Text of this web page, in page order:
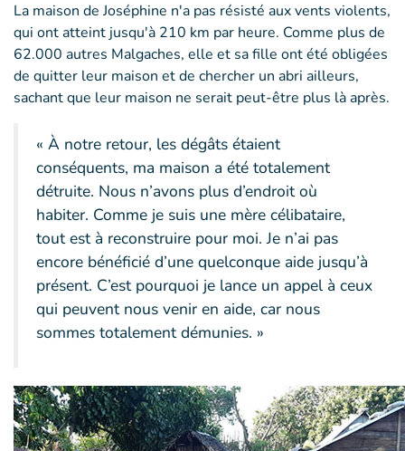
La maison de Joséphine n'a pas résisté aux vents violents,
qui ont atteint jusqu'à 210 km par heure. Comme plus de
62.000 autres Malgaches, elle et sa fille ont été obligées
de quitter leur maison et de chercher un abri ailleurs,
sachant que leur maison ne serait peut-être plus là après.
« À notre retour, les dégâts étaient
conséquents, ma maison a été totalement
détruite. Nous n’avons plus d’endroit où
habiter. Comme je suis une mère célibataire,
tout est à reconstruire pour moi. Je n’ai pas
encore bénéficié d’une quelconque aide jusqu’à
présent. C’est pourquoi je lance un appel à ceux
qui peuvent nous venir en aide, car nous
sommes totalement démunies. »